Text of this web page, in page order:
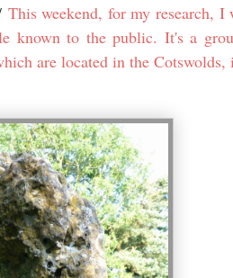
This weekend, for my research, I
known to the public. It's a
are located in the Cotswolds,